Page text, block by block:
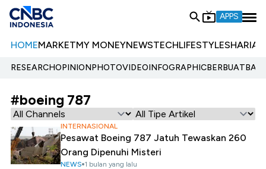
APPS
HOMEMARKETMY MONEYNEWSTECHLIFESTYLESHARIA
RESEARCHOPINIONPHOTOVIDEOINFOGRAPHIC
#boeing 787
INTERNASIONAL
Pesawat Boeing 787 Jatuh Tewaskan 260
Orang Dipenuhi Misteri
NEWS 1 bulan yang lalu